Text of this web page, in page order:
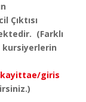
Çıktısı
(Farklı
kursiyerlerin
giris